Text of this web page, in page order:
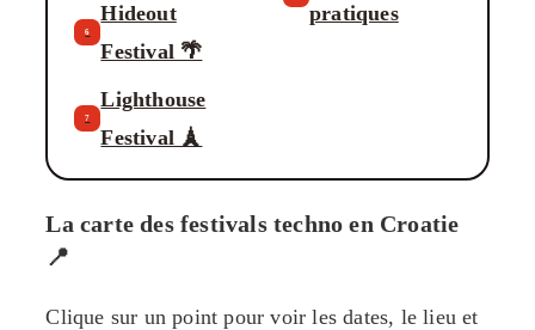
6
Hideout
Festival 🌴
7
Lighthouse
Festival 🗼
pratiques
La carte des festivals techno en Croatie
📍
Clique sur un point pour voir les dates, le lieu et